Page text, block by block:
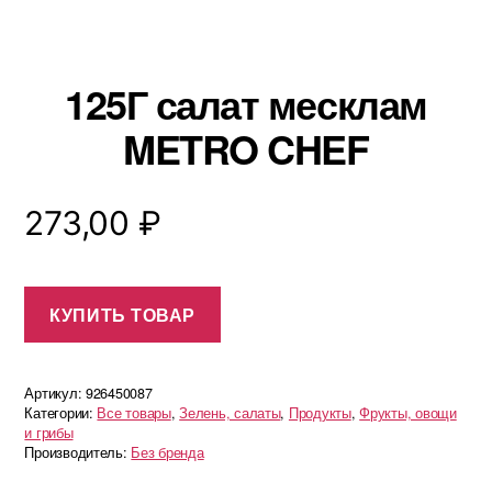
125Г салат месклам
METRO CHEF
273,00 ₽
КУПИТЬ ТОВАР
Артикул: 926450087
Категории: Все товары,Зелень, салаты, Продукты,Фрукты, овощи
и грибы
Производитель: Без бренда